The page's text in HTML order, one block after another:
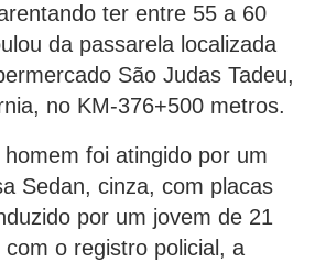
ter entre 55 a 60
da passarela localizada
São Judas Tadeu,
no KM-376+500 metros.
foi atingido por um
Sedan, cinza, com placas
por um jovem de 21
o registro policial, a